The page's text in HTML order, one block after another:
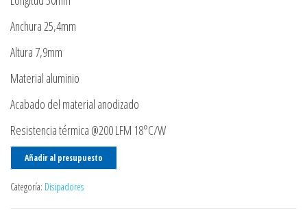
Anchura 25,4mm
Altura 7,9mm
Material aluminio
Acabado del material anodizado
Resistencia térmica @200 LFM 18°C/W
Añadir al presupuesto
Categoría: Disipadores